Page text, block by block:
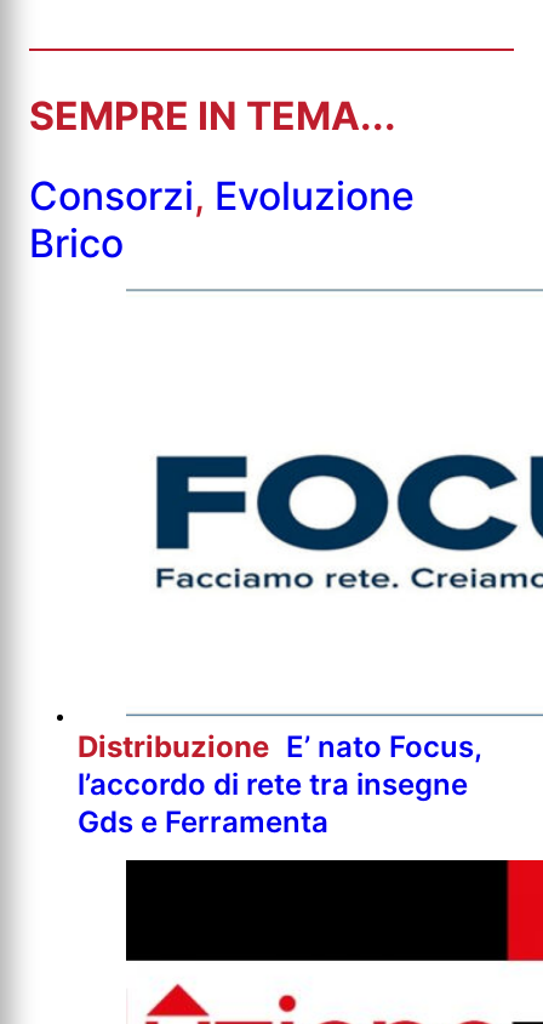
SEMPRE IN TEMA...
Consorzi, Evoluzione
Brico
Distribuzione E’ nato Focus,
l’accordo di rete tra insegne
Gds e Ferramenta